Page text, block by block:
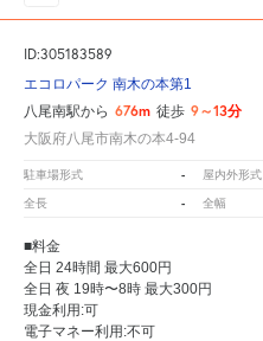
ID:305183589
エコロパーク 南木の本第1
八尾南駅から 676m 徒歩 9～13分
大阪府八尾市南木の本4-94
駐車場形式 - 屋内外形式
全長 - 全幅
■料金
全日 24時間 最大600円
全日 夜 19時〜8時 最大300円
現金利用:可
電子マネー利用:不可